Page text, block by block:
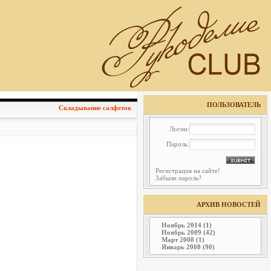
Складывание салфеток ПОЛЬЗОВАТЕЛЬ
Логин:
Пароль:
Регистрация на сайте!
Забыли пароль?
АРХИВ НОВОСТЕЙ
Ноябрь 2014 (1)
Ноябрь 2009 (42)
Март 2008 (1)
Январь 2008 (90)